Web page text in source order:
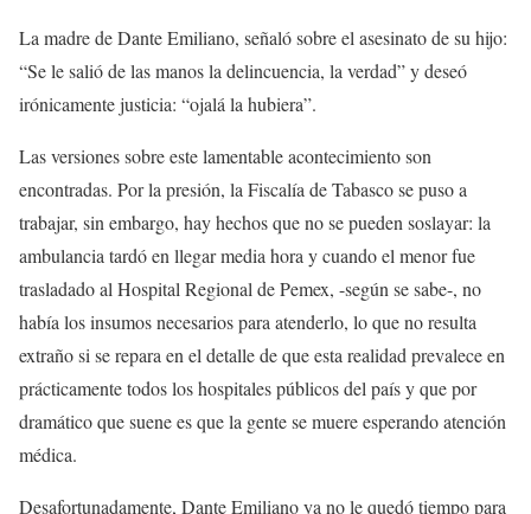
La madre de Dante Emiliano, señaló sobre el asesinato de su hijo:
“Se le salió de las manos la delincuencia, la verdad” y deseó
irónicamente justicia: “ojalá la hubiera”.
Las versiones sobre este lamentable acontecimiento son
encontradas. Por la presión, la Fiscalía de Tabasco se puso a
trabajar, sin embargo, hay hechos que no se pueden soslayar: la
ambulancia tardó en llegar media hora y cuando el menor fue
trasladado al Hospital Regional de Pemex, -según se sabe-, no
había los insumos necesarios para atenderlo, lo que no resulta
extraño si se repara en el detalle de que esta realidad prevalece en
prácticamente todos los hospitales públicos del país y que por
dramático que suene es que la gente se muere esperando atención
médica.
Desafortunadamente, Dante Emiliano ya no le quedó tiempo para